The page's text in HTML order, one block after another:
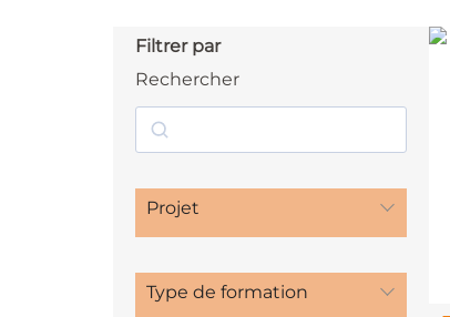
Filtrer par
Rechercher
Projet
Type de formation